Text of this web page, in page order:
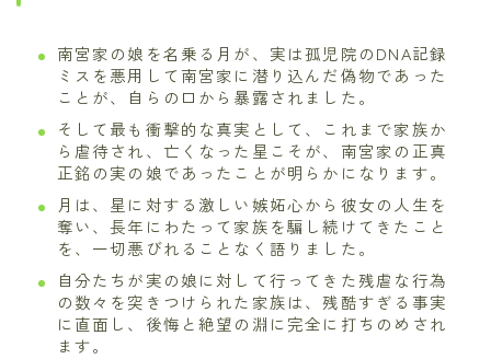
南宮家の娘を名乗る月が、実は孤児院のDNA記録
ミスを悪用して南宮家に潜り込んだ偽物であった
ことが、自らの口から暴露されました。
そして最も衝撃的な真実として、これまで家族か
ら虐待され、亡くなった星こそが、南宮家の正真
正銘の実の娘であったことが明らかになります。
月は、星に対する激しい嫉妬心から彼女の人生を
奪い、長年にわたって家族を騙し続けてきたこと
を、一切悪びれることなく語りました。
自分たちが実の娘に対して行ってきた残虐な行為
の数々を突きつけられた家族は、残酷すぎる事実
に直面し、後悔と絶望の淵に完全に打ちのめされ
ます。